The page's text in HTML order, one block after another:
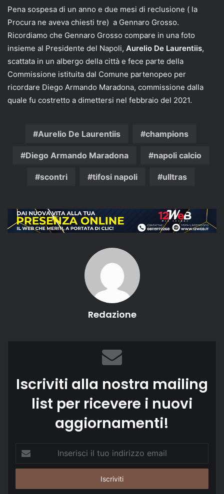
Pena sospesa di un anno e due mesi di reclusione ( la
Procura ne aveva chiesti tre) a Gennaro Grosso.
Ricordiamo che Gennaro Grosso compare in una foto
insieme al Presidente del Napoli, Aurelio De Laurentiis,
scattata in un albergo della città e fece parte della
Commissione istituita dal Comune partenopeo per
ricordare Diego Armando Maradona, commissione dalla
quale fu costretto a dimettersi nel febbraio del 2021.
Aurelio De Laurentiis champions
Diego Armando Maradona napoli calcio
scontri tifosi napoli ulltras
Redazione
Iscriviti alla nostra mailing
list per ricevere i nuovi
aggiornamenti!
tuo
email